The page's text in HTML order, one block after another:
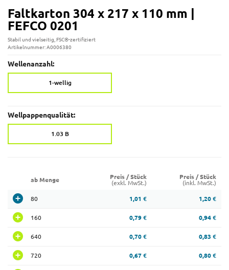
Faltkarton 304 x 217 x 110 mm |
FEFCO 0201
Stabil und vielseitig, FSC®-zertifiziert
Artikelnummer: A0006380
Wellenanzahl:
1-wellig
Wellpappenqualität:
1.03 B
ab Menge
Preis / Stück
(exkl. MwSt.)
Preis / Stück
(inkl. MwSt.)
80 1,01 € 1,20 €
160 0,79 € 0,94 €
640 0,70 € 0,83 €
720 0,67 € 0,80 €